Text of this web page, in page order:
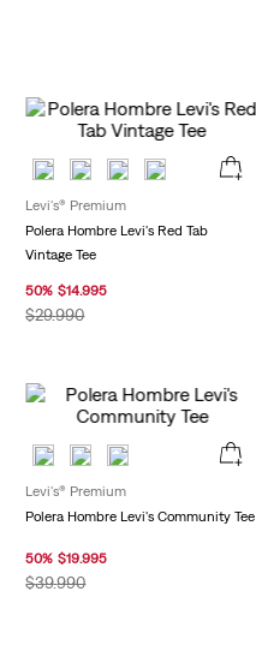
Levi's® Premium
Polera Hombre Levi's Red Tab
Vintage Tee
50% $14.995
$29.990
Levi's® Premium
Polera Hombre Levi's Community Tee
50% $19.995
$39.990